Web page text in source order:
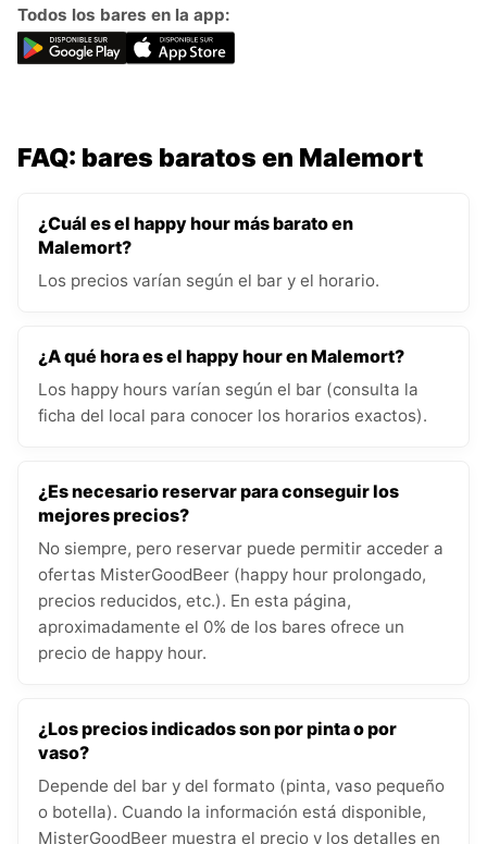
Todos los bares en la app:
FAQ: bares baratos en Malemort
¿Cuál es el happy hour más barato en
Malemort?
Los precios varían según el bar y el horario.
¿A qué hora es el happy hour en Malemort?
Los happy hours varían según el bar (consulta la
ficha del local para conocer los horarios exactos).
¿Es necesario reservar para conseguir los
mejores precios?
No siempre, pero reservar puede permitir acceder a
ofertas MisterGoodBeer (happy hour prolongado,
precios reducidos, etc.). En esta página,
aproximadamente el 0% de los bares ofrece un
precio de happy hour.
¿Los precios indicados son por pinta o por
vaso?
Depende del bar y del formato (pinta, vaso pequeño
o botella). Cuando la información está disponible,
MisterGoodBeer muestra el precio y los detalles en